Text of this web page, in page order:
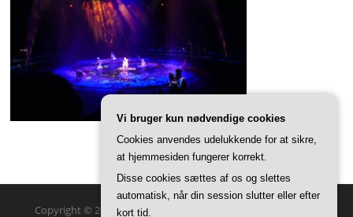
Copyright © 2026 Kvarterhuset. Alle rettigheder forbeholdes.
Vi bruger kun nødvendige cookies
Cookies anvendes udelukkende for at sikre,
at hjemmesiden fungerer korrekt.
Disse cookies sættes af os og slettes
automatisk, når din session slutter eller efter
kort tid.